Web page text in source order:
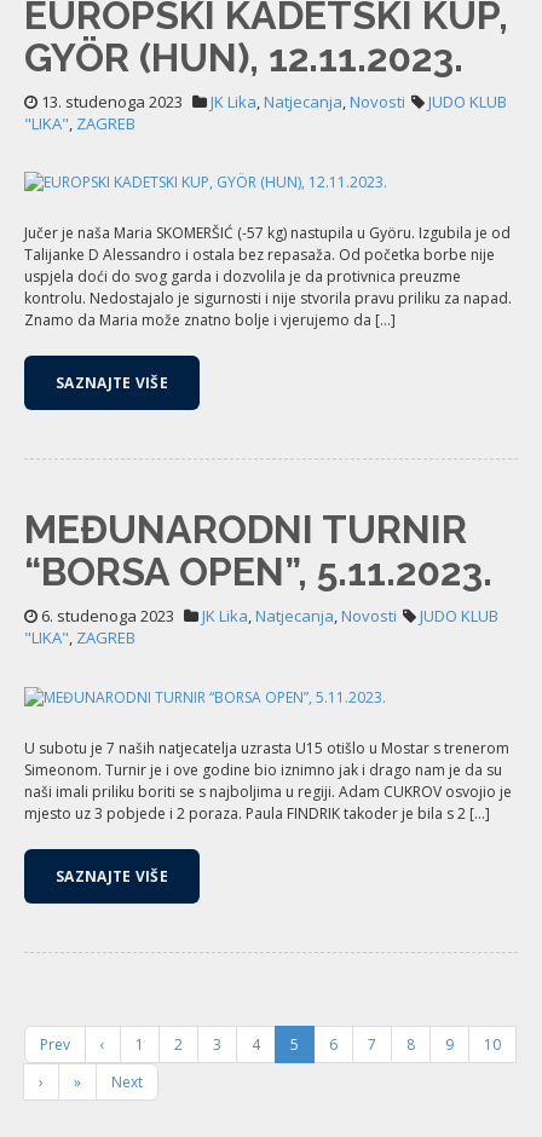
EUROPSKI KADETSKI KUP,
GYÖR (HUN), 12.11.2023.
13. studenoga 2023 JK Lika,Natjecanja,Novosti
JUDO KLUB
"LIKA", ZAGREB
Jučer je naša Maria SKOMERŠIĆ (-57 kg) nastupila u Györu. Izgubila je od
Talijanke D Alessandro i ostala bez repasaža. Od početka borbe nije
uspjela doći do svog garda i dozvolila je da protivnica preuzme
kontrolu. Nedostajalo je sigurnosti i nije stvorila pravu priliku za napad.
Znamo da Maria može znatno bolje i vjerujemo da […]
SAZNAJTE VIŠE
MEĐUNARODNI TURNIR
“BORSA OPEN”, 5.11.2023.
6. studenoga 2023 JK Lika,Natjecanja,Novosti
JUDO KLUB
"LIKA", ZAGREB
U subotu je 7 naših natjecatelja uzrasta U15 otišlo u Mostar s trenerom
Simeonom. Turnir je i ove godine bio iznimno jak i drago nam je da su
naši imali priliku boriti se s najboljima u regiji. Adam CUKROV osvojio je
mjesto uz 3 pobjede i 2 poraza. Paula FINDRIK takoder je bila s 2 […]
SAZNAJTE VIŠE
Prev ‹ 1 2 3 4 5 6 7 8 9
10
›
» Next